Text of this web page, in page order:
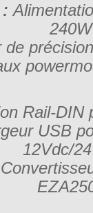
240W
de
Rail-DIN
USB
12Vdc/